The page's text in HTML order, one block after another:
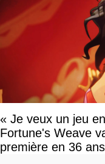
« Je veux un jeu
Fortune's Weave
première en 36